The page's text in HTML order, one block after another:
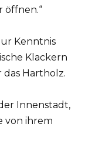
öffnen.“
Kenntnis
Klackern
das Hartholz.
Innenstadt,
von ihrem